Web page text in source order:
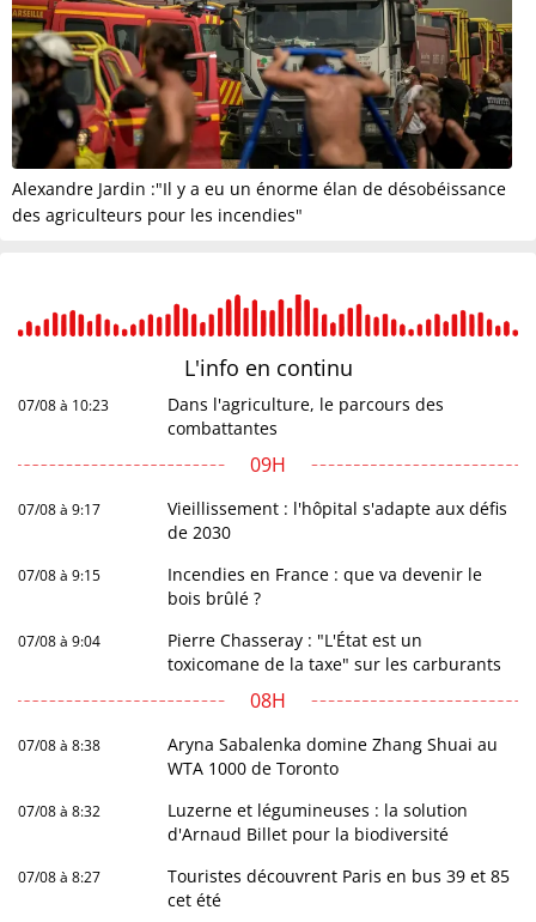
Alexandre Jardin :"Il y a eu un énorme élan de désobéissance
des agriculteurs pour les incendies"
L'info en continu
07/08 à 10:23
Dans l'agriculture, le parcours des
combattantes
09H
07/08 à 9:17
Vieillissement : l'hôpital s'adapte aux défis
de 2030
07/08 à 9:15
Incendies en France : que va devenir le
bois brûlé ?
07/08 à 9:04
Pierre Chasseray : "L'État est un
toxicomane de la taxe" sur les carburants
08H
07/08 à 8:38
Aryna Sabalenka domine Zhang Shuai au
WTA 1000 de Toronto
07/08 à 8:32
Luzerne et légumineuses : la solution
d'Arnaud Billet pour la biodiversité
07/08 à 8:27
Touristes découvrent Paris en bus 39 et 85
cet été